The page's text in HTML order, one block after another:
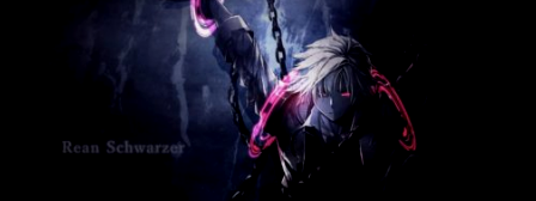
IN
ARRIVO
SU
SWITCH